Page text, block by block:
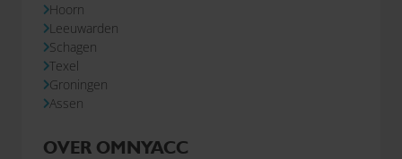
Hoorn
Leeuwarden
Schagen
Texel
Groningen
Assen
OVER OMNYACC